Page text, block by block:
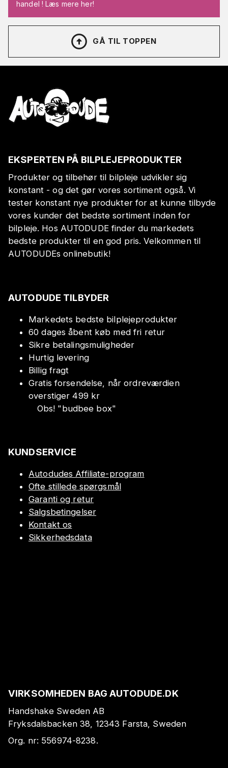
handel ! Læs mere her!
GÅ TIL TOPPEN
EKSPERTEN PÅ BILPLEJEPRODUKTER
Produkter og tilbehør til bilpleje udvikler sig
konstant - og det gør vores sortiment også. Vi
tester konstant nye produkter for at kunne tilbyde
vores kunder det bedste sortiment inden for
bilpleje. Hos AUTODUDE finder du markedets
bedste produkter til en god pris. Velkommen til
AUTODUDEs onlinebutik!
AUTODUDE TILBYDER
Markedets bedste bilplejeprodukter
60 dages åbent køb med fri retur
Sikre betalingsmuligheder
Hurtig levering
Billig fragt
Gratis forsendelse, når ordreværdien
overstiger 499 kr
Obs! "budbee box"
KUNDSERVICE
Autodudes Affiliate-program
Ofte stillede spørgsmål
Garanti og retur
Salgsbetingelser
Kontakt os
Sikkerhedsdata
VIRKSOMHEDEN BAG AUTODUDE.DK
Handshake Sweden AB
Fryksdalsbacken 38, 12343 Farsta, Sweden
Org. nr: 556974-8238.